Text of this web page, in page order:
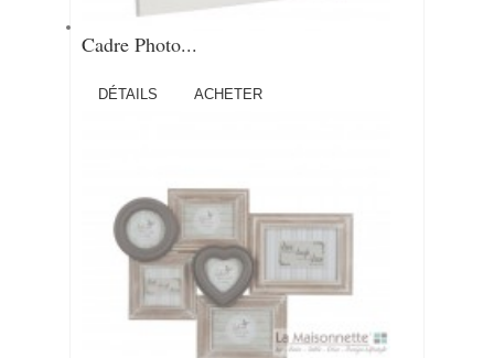
Cadre Photo...
DÉTAILS ACHETER